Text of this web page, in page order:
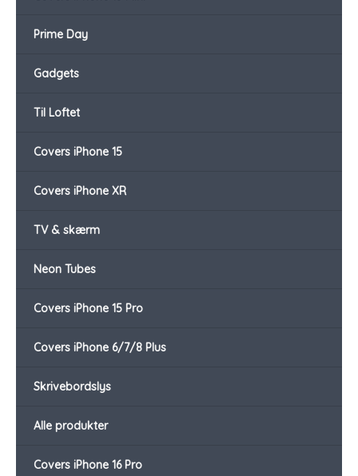
Prime Day
Gadgets
Til Loftet
Covers iPhone 15
Covers iPhone XR
TV & skærm
Neon Tubes
Covers iPhone 15 Pro
Covers iPhone 6/7/8 Plus
Skrivebordslys
Alle produkter
Covers iPhone 16 Pro